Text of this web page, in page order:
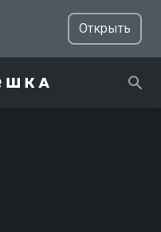
Открыть